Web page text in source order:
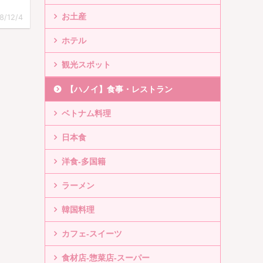
12/4 お土産
ホテル
観光スポット
【ハノイ】食事・レストラン
ベトナム料理
日本食
洋食-多国籍
ラーメン
韓国料理
カフェ-スイーツ
食材店-惣菜店-スーパー